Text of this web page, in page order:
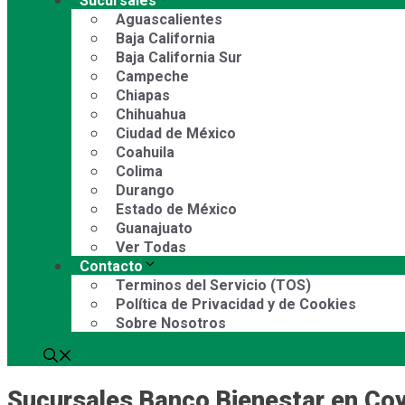
Aguascalientes
Baja California
Baja California Sur
Campeche
Chiapas
Chihuahua
Ciudad de México
Coahuila
Colima
Durango
Estado de México
Guanajuato
Ver Todas
Contacto
Terminos del Servicio (TOS)
Política de Privacidad y de Cookies
Sobre Nosotros